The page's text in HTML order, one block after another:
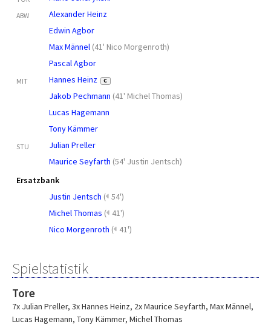
ABW
Alexander Heinz
Edwin Agbor
Max Männel (41' Nico Morgenroth)
Pascal Agbor
MIT Hannes Heinz C
Jakob Pechmann (41' Michel Thomas)
Lucas Hagemann
Tony Kämmer
STU
Julian Preller
Maurice Seyfarth (54' Justin Jentsch)
Ersatzbank
Justin Jentsch ( 54')
Michel Thomas ( 41')
Nico Morgenroth ( 41')
Spielstatistik
Tore
7x Julian Preller, 3x Hannes Heinz, 2x Maurice Seyfarth, Max Männel,
Lucas Hagemann, Tony Kämmer, Michel Thomas